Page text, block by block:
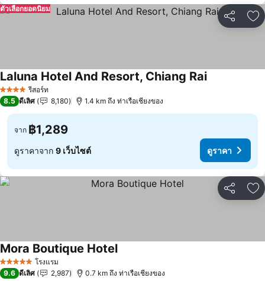
แชร์ เ
ตัวเลือกยอดนิยม
4 ดาว รีสอร์ท
Laluna Hotel And Resort, Chiang Rai
8.5 ดีเลิศ 8,180 1.4 km ถึง ท่าเรือเชียงของ
จาก ฿1,289
ดูราคาจาก 9 เว็บไซต์ ดูราคา
แชร์ เ
5 ดาว โรงแรม
Mora Boutique Hotel
9.6 ดีเลิศ 2,987 0.7 km ถึง ท่าเรือเชียงของ